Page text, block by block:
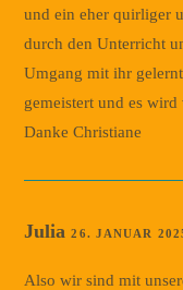
und ein eher quirliger
durch den Unterricht
Umgang mit ihr
gemeistert und es wird
Danke Christiane
Julia26. JANUAR
Also wir sind mit